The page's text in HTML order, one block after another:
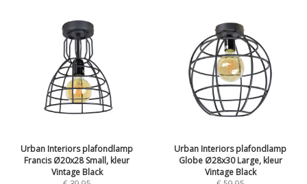
Urban Interiors plafondlamp
Francis Ø20x28 Small, kleur
Vintage Black
Urban Interiors plafondlamp
Globe Ø28x30 Large, kleur
Vintage Black